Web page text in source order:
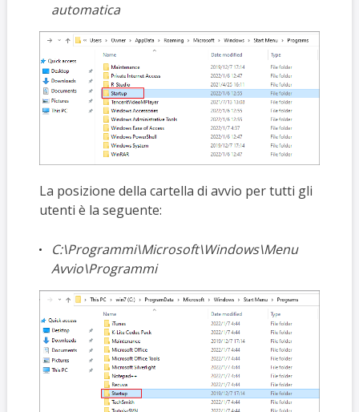
automatica
La posizione della cartella di avvio per tutti gli
utenti è la seguente:
C:\Programmi\Microsoft\Windows\Menu
Avvio\Programmi